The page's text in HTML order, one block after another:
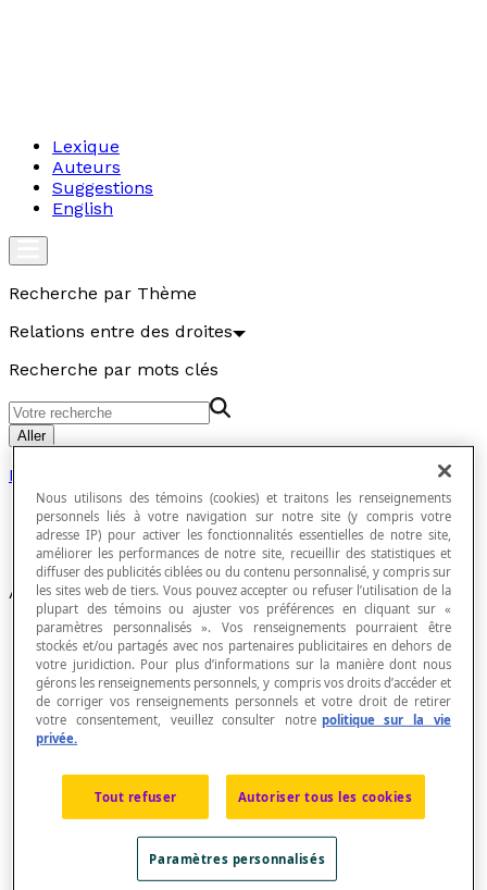
Lexique
Auteurs
Suggestions
English
Recherche par Thème
Relations entre des droites
Recherche par mots clés
Aller
Relations
Fonctions
Relations entre des droites
Relations entre des nombres
Articles
Angle externe
Angle interne
Direction
Droites concourantes
Droites coplanaires
Droites gauches
Droites parallèles
Droites perpendiculaires
Droites sécantes
Homographie
Homologue
Nous utilisons des témoins (cookies) et traitons les renseignements
personnels liés à votre navigation sur notre site (y compris votre
adresse IP) pour activer les fonctionnalités essentielles de notre site,
améliorer les performances de notre site, recueillir des statistiques et
diffuser des publicités ciblées ou du contenu personnalisé, y compris sur
les sites web de tiers. Vous pouvez accepter ou refuser l’utilisation de la
plupart des témoins ou ajuster vos préférences en cliquant sur «
paramètres personnalisés ». Vos renseignements pourraient être
stockés et/ou partagés avec nos partenaires publicitaires en dehors de
votre juridiction. Pour plus d’informations sur la manière dont nous
gérons les renseignements personnels, y compris vos droits d’accéder et
de corriger vos renseignements personnels et votre droit de retirer
votre consentement, veuillez consulter notre politique sur la vie
privée.
Tout refuser Autoriser tous les cookies
Paramètres personnalisés